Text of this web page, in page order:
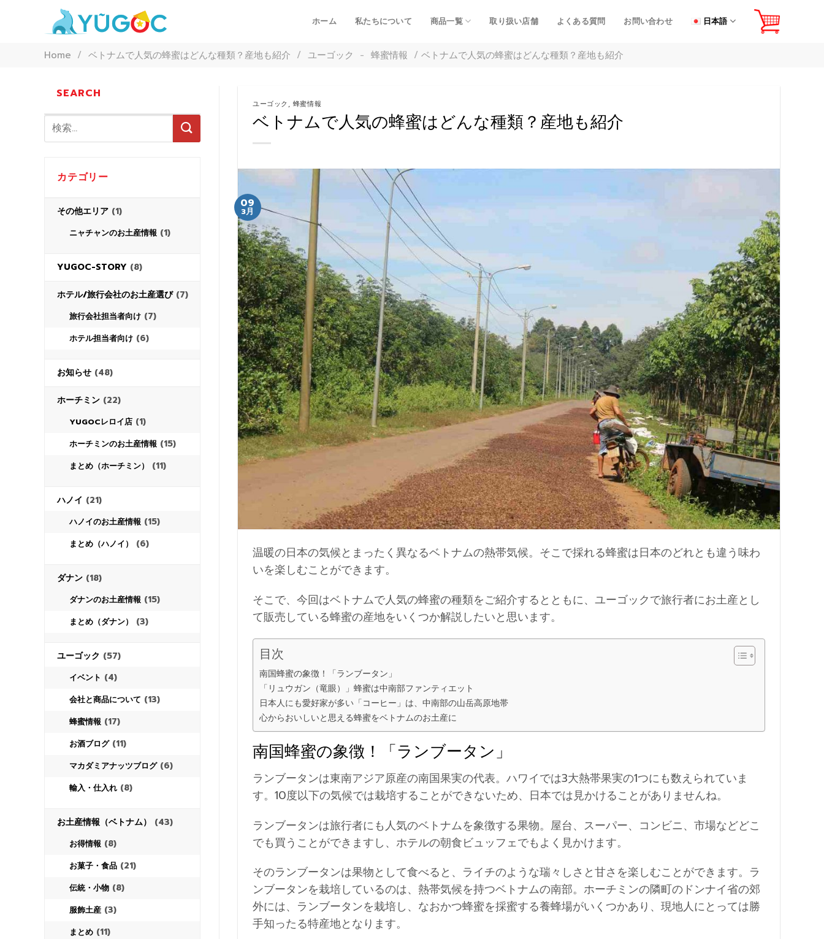
ホーム 私たちについて 商品一覧 取り扱い店舗 よくある質問 お問い合わせ 日本語
Home / ベトナムで人気の蜂蜜はどんな種類？産地も紹介 / ユーゴック - 蜂蜜情報 / ベトナムで人気の蜂蜜はどんな種類？産地も紹介
SEARCH
カテゴリー
その他エリア (1)
ニャチャンのお土産情報 (1)
YUGOC-STORY (8)
ホテル/旅行会社のお土産選び(7)
旅行会社担当者向け (7)
ホテル担当者向け (6)
お知らせ (48)
ホーチミン (22)
YUGOCレロイ店 (1)
ホーチミンのお土産情報 (15)
まとめ（ホーチミン） (11)
ハノイ (21)
ハノイのお土産情報 (15)
まとめ（ハノイ） (6)
ダナン (18)
ダナンのお土産情報 (15)
まとめ（ダナン） (3)
ユーゴック (57)
イベント (4)
会社と商品について (13)
蜂蜜情報 (17)
お酒ブログ(11)
マカダミアナッツブログ(6)
輸入・仕入れ (8)
お土産情報（ベトナム） (43)
お得情報 (8)
お菓子・食品 (21)
伝統・小物 (8)
服飾土産 (3)
まとめ (11)
ユーゴック , 蜂蜜情報
ベトナムで人気の蜂蜜はどんな種類？産地も紹介
09
3月
温暖の日本の気候とまったく異なるベトナムの熱帯気候。そこで採れる蜂蜜は日本のどれとも違う味わ
いを楽しむことができます。
そこで、今回はベトナムで人気の蜂蜜の種類をご紹介するとともに、ユーゴックで旅行者にお土産とし
て販売している蜂蜜の産地をいくつか解説したいと思います。
目次
南国蜂蜜の象徴！「ランブータン」
「リュウガン（竜眼）」蜂蜜は中南部ファンティエット
日本人にも愛好家が多い「コーヒー」は、中南部の山岳高原地帯
心からおいしいと思える蜂蜜をベトナムのお土産に
南国蜂蜜の象徴！「ランブータン」
ランブータンは東南アジア原産の南国果実の代表。ハワイでは3大熱帯果実の1つにも数えられていま
す。10度以下の気候では栽培することができないため、日本では見かけることがありませんね。
ランブータンは旅行者にも人気のベトナムを象徴する果物。屋台、スーパー、コンビニ、市場などどこ
でも買うことができますし、ホテルの朝食ビュッフェでもよく見かけます。
そのランブータンは果物として食べると、ライチのような瑞々しさと甘さを楽しむことができます。ラ
ンブータンを栽培しているのは、熱帯気候を持つベトナムの南部。ホーチミンの隣町のドンナイ省の郊
外には、ランブータンを栽培し、なおかつ蜂蜜を採蜜する養蜂場がいくつかあり、現地人にとっては勝
手知ったる特産地となります。